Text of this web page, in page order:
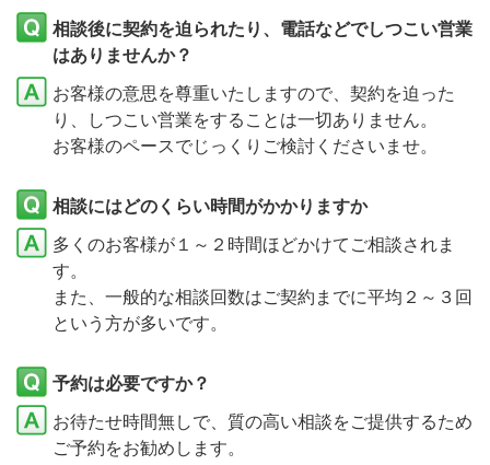
相談後に契約を迫られたり、電話などでしつこい営業
はありませんか？
お客様の意思を尊重いたしますので、契約を迫った
り、しつこい営業をすることは一切ありません。
お客様のペースでじっくりご検討くださいませ。
相談にはどのくらい時間がかかりますか
多くのお客様が１～２時間ほどかけてご相談されま
す。
また、一般的な相談回数はご契約までに平均２～３回
という方が多いです。
予約は必要ですか？
お待たせ時間無しで、質の高い相談をご提供するため
ご予約をお勧めします。